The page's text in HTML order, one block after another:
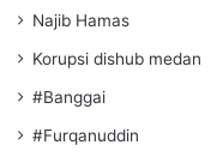
Najib Hamas
Korupsi dishub medan
#Banggai
#Furqanuddin